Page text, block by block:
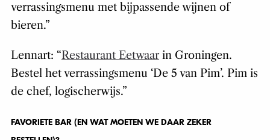
verrassingsmenu met bijpassende wijnen of
bieren.”
Lennart: “Restaurant Eetwaarin Groningen.
Bestel het verrassingsmenu ‘De 5 van Pim’. Pim is
de chef, logischerwijs.”
FAVORIETE BAR (EN WAT MOETEN WE DAAR ZEKER